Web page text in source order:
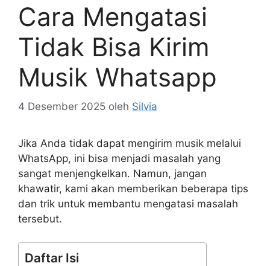
Cara Mengatasi
Tidak Bisa Kirim
Musik Whatsapp
4 Desember 2025 oleh Silvia
Jika Anda tidak dapat mengirim musik melalui
WhatsApp, ini bisa menjadi masalah yang
sangat menjengkelkan. Namun, jangan
khawatir, kami akan memberikan beberapa tips
dan trik untuk membantu mengatasi masalah
tersebut.
Daftar Isi